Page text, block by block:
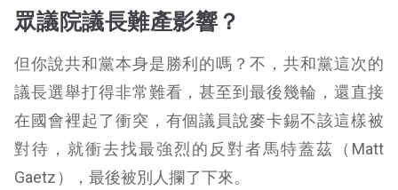
眾議院議長難產影響？
但你說共和黨本身是勝利的嗎？不，共和黨這次的
議長選舉打得非常難看，甚至到最後幾輪，還直接
在國會裡起了衝突，有個議員說麥卡錫不該這樣被
對待，就衝去找最強烈的反對者馬特蓋茲（Matt
Gaetz），最後被別人攔了下來。